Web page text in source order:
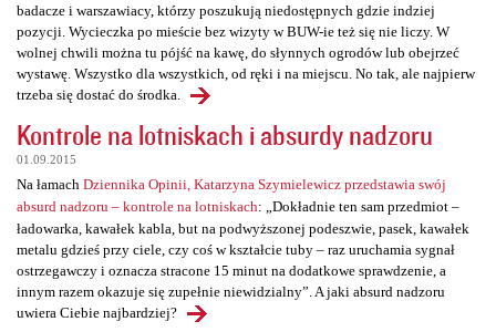
badacze i warszawiacy, którzy poszukują niedostępnych gdzie indziej
pozycji. Wycieczka po mieście bez wizyty w BUW-ie też się nie liczy. W
wolnej chwili można tu pójść na kawę, do słynnych ogrodów lub obejrzeć
wystawę. Wszystko dla wszystkich, od ręki i na miejscu. No tak, ale najpierw
trzeba się dostać do środka.
Kontrole na lotniskach i absurdy nadzoru
01.09.2015
Na łamach Dziennika Opinii, Katarzyna Szymielewicz przedstawia swój
absurd nadzoru – kontrole na lotniskach: „Dokładnie ten sam przedmiot –
ładowarka, kawałek kabla, but na podwyższonej podeszwie, pasek, kawałek
metalu gdzieś przy ciele, czy coś w kształcie tuby – raz uruchamia sygnał
ostrzegawczy i oznacza stracone 15 minut na dodatkowe sprawdzenie, a
innym razem okazuje się zupełnie niewidzialny”. A jaki absurd nadzoru
uwiera Ciebie najbardziej?